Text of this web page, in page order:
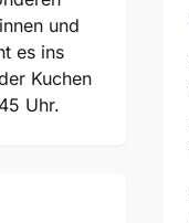
und
es ins
Kuchen
Uhr.